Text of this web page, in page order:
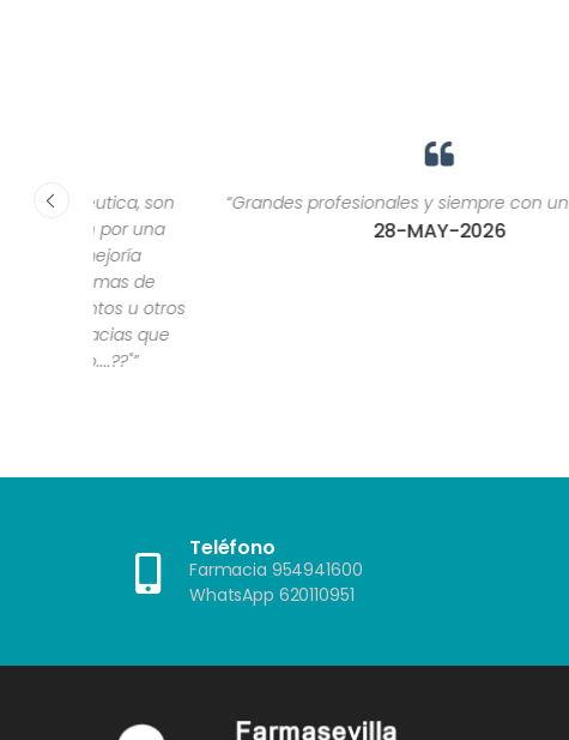
son
“Grandes profesionales y siempre con una sonrisa.”
28-MAY-2026
Teléfono
Farmacia 954941600
WhatsApp 620110951